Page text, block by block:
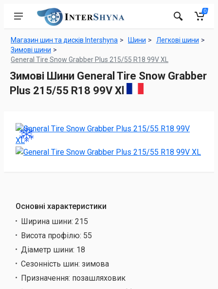
0
Магазин шин та дисків Intershyna Шини
Легкові шини
Зимові шини
General Tire Snow Grabber Plus 215/55 R18 99V XL
Зимові Шини General Tire Snow Grabber
Plus 215/55 R18 99V Xl
Основні характеристики
Ширина шини: 215
Висота профілю: 55
Діаметр шини: 18
Сезонність шин: зимова
Призначення: позашляховик